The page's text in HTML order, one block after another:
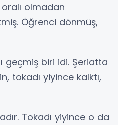
olmadan
Öğrenci dönmüş,
geçmiş biri idi. Şeriatta
tokadı yiyince kalktı,
Tokadı yiyince o da